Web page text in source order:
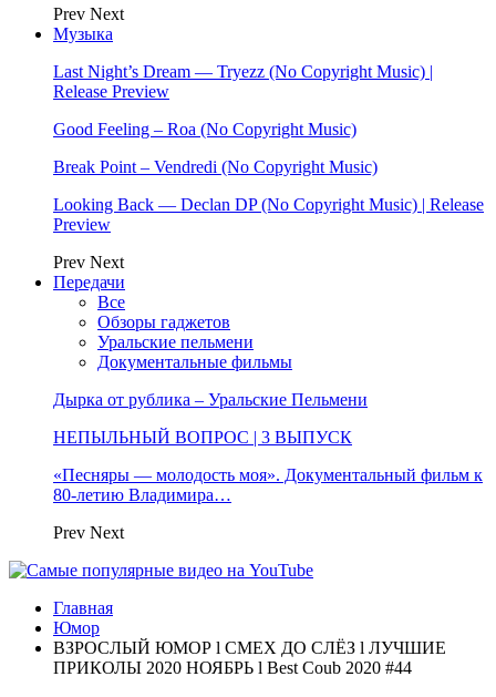
Prev Next
Музыка
Last Night’s Dream — Tryezz (No Copyright Music) |
Release Preview
Good Feeling – Roa (No Copyright Music)
Break Point – Vendredi (No Copyright Music)
Looking Back — Declan DP (No Copyright Music) | Release
Preview
Prev Next
Передачи
Все
Обзоры гаджетов
Уральские пельмени
Документальные фильмы
Дырка от рублика – Уральские Пельмени
НЕПЫЛЬНЫЙ ВОПРОС | 3 ВЫПУСК
«Песняры — молодость моя». Документальный фильм к
80-летию Владимира…
Prev Next
Главная
Юмор
ВЗРОСЛЫЙ ЮМОР l СМЕХ ДО СЛЁЗ l ЛУЧШИЕ
ПРИКОЛЫ 2020 НОЯБРЬ l Best Coub 2020 #44